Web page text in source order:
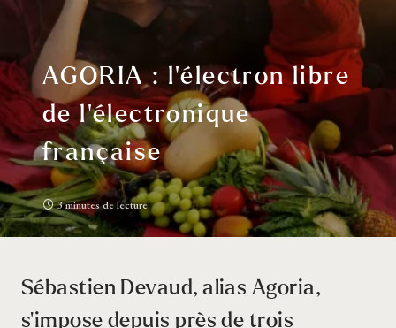
AGORIA : l’électron libre
de l’électronique
française
3 minutes de lecture
Sébastien Devaud, alias Agoria,
s’impose depuis près de trois